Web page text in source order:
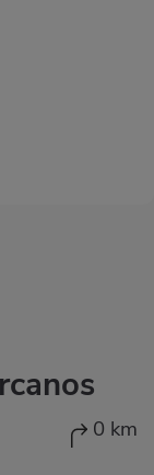
0 km